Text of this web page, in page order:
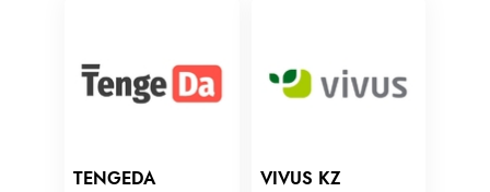
TENGEDA VIVUS KZ